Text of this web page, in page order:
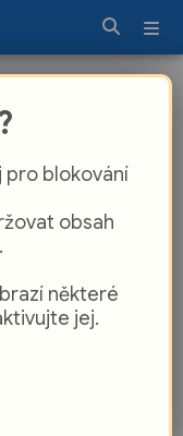
Janu
pro blokování
obsah
některé
jej.